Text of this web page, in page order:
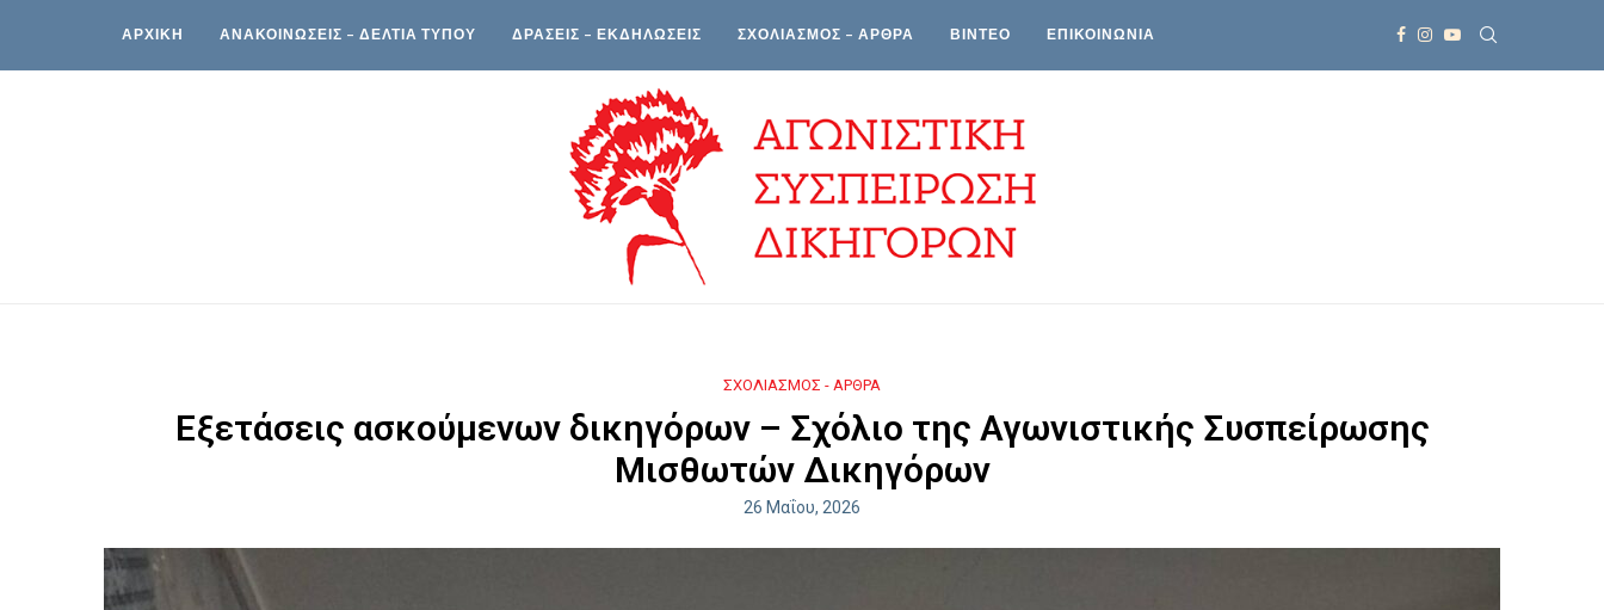
ΑΡΧΙΚΗ ΑΝΑΚΟΙΝΩΣΕΙΣ – ΔΕΛΤΙΑ ΤΥΠΟΥ ΔΡΑΣΕΙΣ – ΕΚΔΗΛΩΣΕΙΣ ΣΧΟΛΙΑΣΜΟΣ – ΑΡΘΡΑ ΒΙΝΤΕΟ ΕΠΙΚΟΙΝΩΝΙΑ
ΣΧΟΛΙΑΣΜΟΣ - ΑΡΘΡΑ
Εξετάσεις ασκούμενων δικηγόρων – Σχόλιο της Αγωνιστικής Συσπείρωσης
Μισθωτών Δικηγόρων
26 Μαΐου, 2026